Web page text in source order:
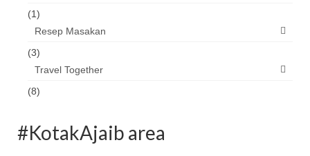
(1)
Resep Masakan
(3)
Travel Together
(8)
#KotakAjaib area